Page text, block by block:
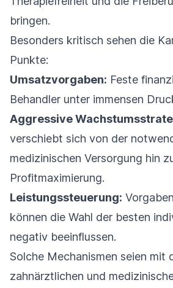
bringen.
Besonders kritisch sehen die
Punkte:
Umsatzvorgaben: Feste
Behandler unter immensen
Aggressive
verschiebt sich von der
medizinischen Versorgung hin
Profitmaximierung.
Leistungssteuerung:
können die Wahl der besten
negativ beeinflussen.
Solche Mechanismen seien mit
zahnärztlichen und